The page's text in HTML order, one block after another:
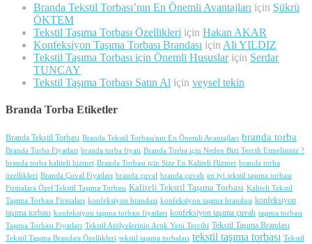
Branda Tekstil Torbası’nın En Önemli Avantajları için Şükrü
ÖKTEM
Tekstil Taşıma Torbası Özellikleri için Hakan AKAR
Konfeksiyon Taşıma Torbası Brandası için Ali YILDIZ
Tekstil Taşıma Torbası için Önemli Hususlariçin Serdar
TUNCAY
Tekstil Taşıma Torbası Satın Al için veysel tekin
Branda Torba Etiketler
Branda Tekstil Torbası Branda Tekstil Torbası'nın En Önemli Avantajları branda torba
Branda Torba Fiyatları branda torba fiyatı Branda Torba için Neden Bizi Tercih Etmelisiniz ?
branda torba kaliteli hizmet Branda Torbası için Size En Kaliteli Hizmet branda torba
özellikleri Branda Çuval Fiyatları branda çuval branda çuvalı en iyi tekstil taşıma torbası
Firmalara Özel Tekstil Taşıma Torbası Kaliteli Tekstil Taşıma Torbası Kaliteli Tekstil
Taşıma Torbası Firmaları konfeksiyon brandası konfeksiyon taşıma brandası konfeksiyon
taşıma torbası konfeksiyon taşıma torbası fiyatları konfeksiyon taşıma çuvalı taşıma torbası
Taşıma Torbası Fiyatları Tekstil Atölyelerinin Artık Yeni Tercihi Tekstil Taşıma Brandası
Tekstil Taşıma Brandası Özellikleri tekstil taşıma torbaları tekstil taşıma torbası Tekstil